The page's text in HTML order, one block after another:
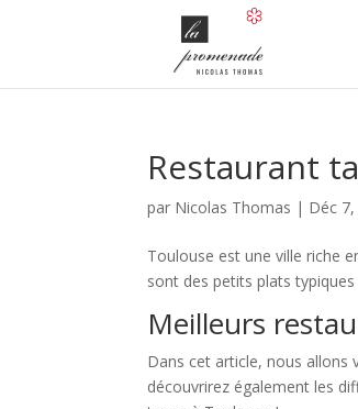
Restaurant
par Nicolas Thomas | Déc
Toulouse est une ville riche
sont des petits plats
Meilleurs
Dans cet article, nous allons
découvrirez également les